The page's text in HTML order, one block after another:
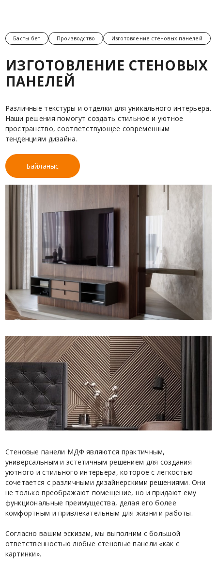
Басты бет Производство Изготовление стеновых панелей
ИЗГОТОВЛЕНИЕ СТЕНОВЫХ
ПАНЕЛЕЙ
Различные текстуры и отделки для уникального интерьера.
Наши решения помогут создать стильное и уютное
пространство, соответствующее современным
тенденциям дизайна.
Байланыс
Стеновые панели МДФ являются практичным,
универсальным и эстетичным решением для создания
уютного и стильного интерьера, которое с легкостью
сочетается с различными дизайнерскими решениями. Они
не только преображают помещение, но и придают ему
функциональные преимущества, делая его более
комфортным и привлекательным для жизни и работы.
Согласно вашим эскизам, мы выполним с большой
ответственностью любые стеновые панели «как с
картинки».